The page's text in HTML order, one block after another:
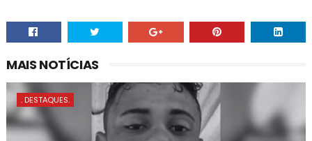
MAIS NOTÍCIAS
. DESTAQUES.